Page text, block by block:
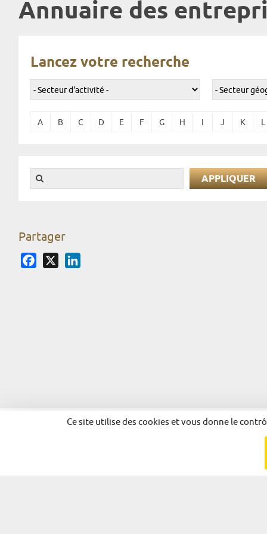
Annuaire des
Lancez votre recherche
A B C D E F G H I J K L
Partager
Facebook
© 2026 - Alsace ExcellenceCe site utilise des cookies et vous donne le